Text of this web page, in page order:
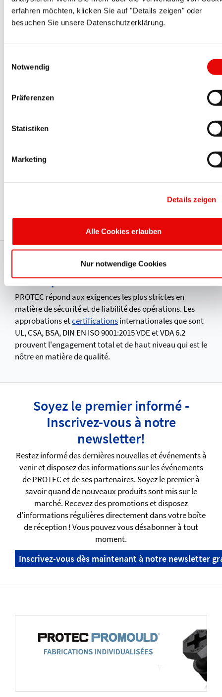
erfahren möchten, klicken Sie auf "Details zeigen" oder
besuchen Sie unsere Datenschutzerklärung.
Notwendig
Präferenzen
Statistiken
Marketing
Details zeigen
Alle Cookies erlauben
Nur notwendige Cookies
CAPTOP
Bouchons universels pour tubes PVC pression
Production certifiée et gestion
de la qualité
PROTEC répond aux exigences les plus strictes en
matière de sécurité et de fiabilité des opérations. Les
approbations etcertificationsinternationales que sont
UL, CSA, BSA, DIN EN ISO 9001:2015 VDE et VDA 6.2
prouvent l'engagement total et de haut niveau qui est le
nôtre en matière de qualité.
Soyez le premier informé -
Inscrivez-vous à notre
newsletter!
Restez informé des dernières nouvelles et événements à
venir et disposez des informations sur les événements
de PROTEC et de ses partenaires. Soyez le premier à
savoir quand de nouveaux produits sont mis sur le
marché. Recevez des promotions et disposez
d'informations régulières directement dans votre boîte
de réception ! Vous pouvez vous désabonner à tout
moment.
Inscrivez-vous dès maintenant à notre newsletter